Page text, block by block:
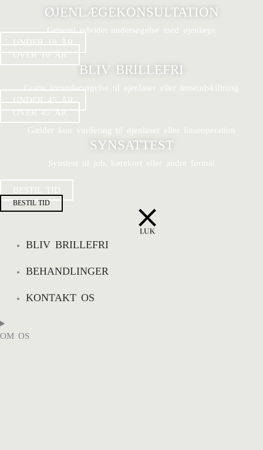
ØJENLÆGEKONSULTATION
Generel udvidet undersøgelse med øjenlæge
UNDER 10 ÅR
OVER 10 ÅR
BLIV BRILLEFRI
Gratis forundersøgelse til øjenlaser eller linseudskiftning
UNDER 45 ÅR
OVER 45 ÅR
Gælder kun vurdering til øjenlaser eller linseoperation
SYNSATTEST
Synstest til job, kørekort eller andre formål
BESTIL TID
BESTIL TID
BLIV BRILLEFRI
BEHANDLINGER
KONTAKT OS
OM OS